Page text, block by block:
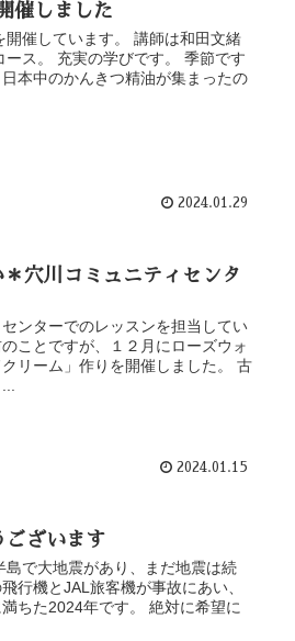
催しました
催しています。 講師は和田文緒
ス。 充実の学びです。 季節です
本中のかんきつ精油が集まったの
2024.01.29
穴川コミュニティセンタ
ンターでのレッスンを担当してい
ことですが、１２月にローズウォ
リーム」作りを開催しました。 古
2024.01.15
ございます
で大地震があり、まだ地震は続
行機とJAL旅客機が事故にあい、
ちた2024年です。 絶対に希望に